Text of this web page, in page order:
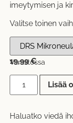
imeytymisen ja
Valitse toinen
19,99€
Varastossa
Lisää
Haluatko viedä